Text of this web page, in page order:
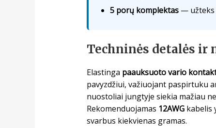
5 porų komplektas— užteks
Techninės detalės ir
Elastinga paauksuoto vario
pavyzdžiui, važiuojant paspirtuku
nuostoliai jungtyje siekia mažiau
Rekomenduojamas 12AWGkabelis
svarbus kiekvienas gramas.